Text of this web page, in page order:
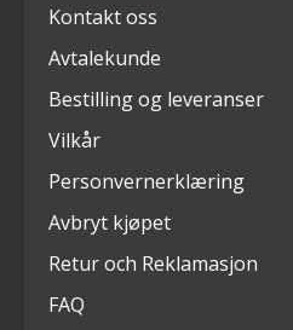
Kontakt oss
Avtalekunde
Bestilling og leveranser
Vilkår
Personvernerklæring
Avbryt kjøpet
Retur och Reklamasjon
FAQ